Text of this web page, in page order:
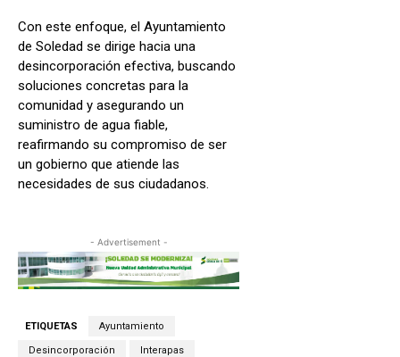
Con este enfoque, el Ayuntamiento
de Soledad se dirige hacia una
desincorporación efectiva, buscando
soluciones concretas para la
comunidad y asegurando un
suministro de agua fiable,
reafirmando su compromiso de ser
un gobierno que atiende las
necesidades de sus ciudadanos.
- Advertisement -
ETIQUETAS Ayuntamiento
Desincorporación Interapas